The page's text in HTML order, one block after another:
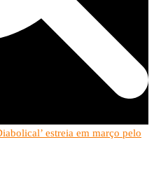
estreia em março pelo